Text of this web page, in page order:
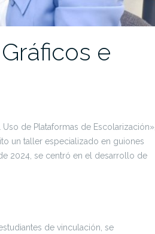
e
de Plataformas de Escolarización»,
un taller especializado en guiones
2024, se centró en el desarrollo de
de vinculación, se